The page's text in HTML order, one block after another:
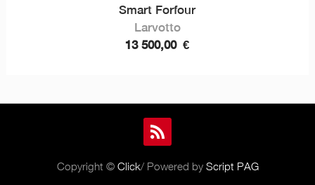
Smart Forfour
Larvotto
13 500,00 €
Copyright © Click/ Powered by Script PAG